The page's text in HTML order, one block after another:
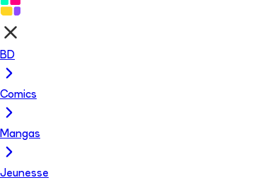
BD
Comics
Mangas
Jeunesse